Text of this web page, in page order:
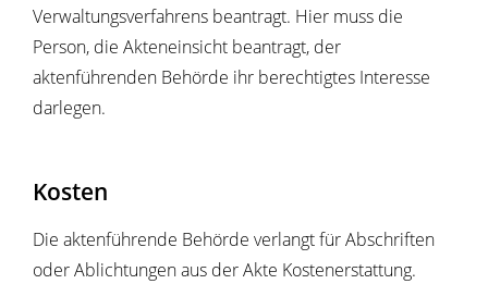
Verwaltungsverfahrens beantragt. Hier muss die
Person, die Akteneinsicht beantragt, der
aktenführenden Behörde ihr berechtigtes Interesse
darlegen.
Kosten
Die aktenführende Behörde verlangt für Abschriften
oder Ablichtungen aus der Akte Kostenerstattung.